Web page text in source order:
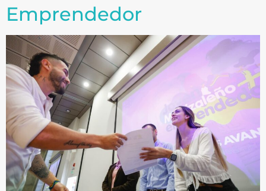
Emprendedor